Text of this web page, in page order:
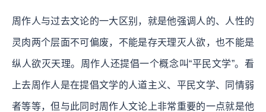
周作人与过去文论的一大区别，就是他强调人的、人性的
灵肉两个层面不可偏废，不能是存天理灭人欲，也不能是
纵人欲灭天理。周作人还提倡一个概念叫“平民文学”。看
上去周作人是在提倡文学的人道主义、平民文学、同情弱
者等等，但与此同时周作人文论上非常重要的一点就是他